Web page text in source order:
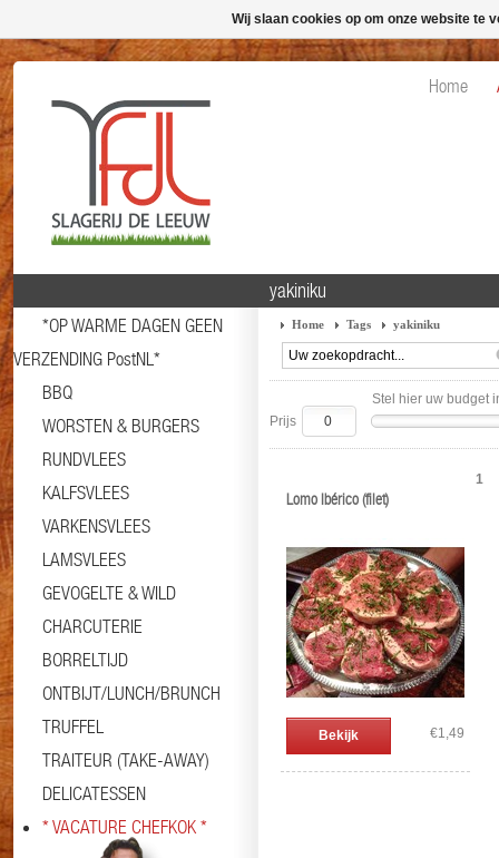
Home
*OP WARME DAGEN GEEN
VERZENDING PostNL*
BBQ
WORSTEN & BURGERS
RUNDVLEES
KALFSVLEES
VARKENSVLEES
LAMSVLEES
GEVOGELTE & WILD
CHARCUTERIE
BORRELTIJD
ONTBIJT/LUNCH/BRUNCH
TRUFFEL
TRAITEUR (TAKE-AWAY)
DELICATESSEN
* VACATURE CHEFKOK *
yakiniku
Home Tags yakiniku
Stel hier uw budget
Prijs
Lomo Ibérico (filet)
Bekijk €1,49
1
Wij slaan cookies op om onze website te